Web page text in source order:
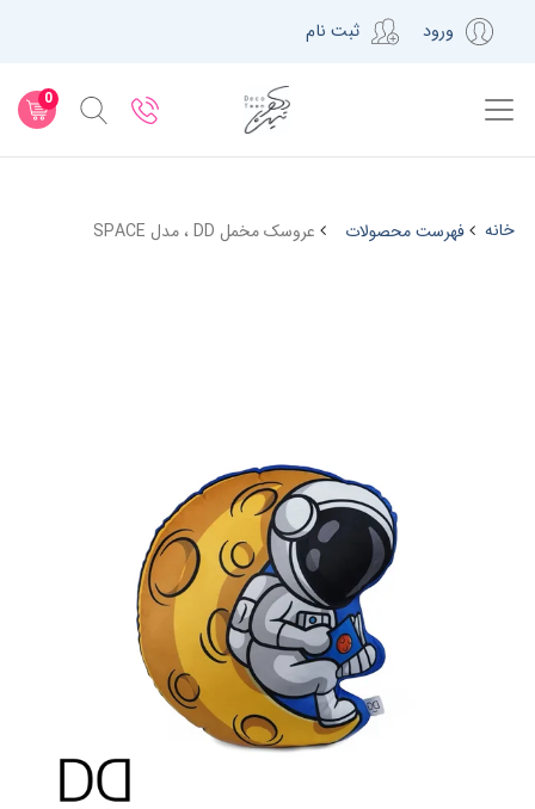
ورود ثبت نام
0
خانه فهرست محصولات عروسک مخمل DD ، مدل SPACE